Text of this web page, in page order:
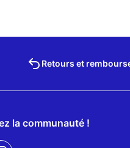
Retours et
la communauté !